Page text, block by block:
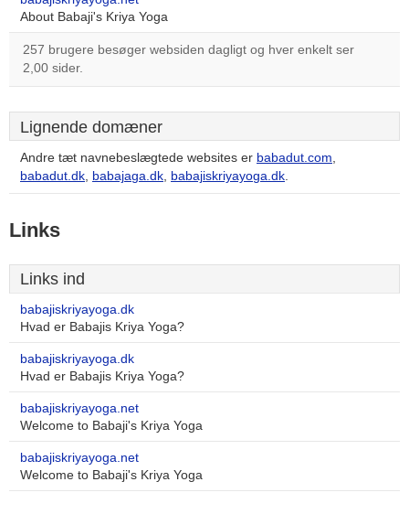
About Babaji's Kriya Yoga
257 brugere besøger websiden dagligt og hver enkelt ser
2,00 sider.
Lignende domæner
Andre tæt navnebeslægtede websites er babadut.com,
babadut.dk, babajaga.dk, babajiskriyayoga.dk.
Links
Links ind
babajiskriyayoga.dk
Hvad er Babajis Kriya Yoga?
babajiskriyayoga.dk
Hvad er Babajis Kriya Yoga?
babajiskriyayoga.net
Welcome to Babaji's Kriya Yoga
babajiskriyayoga.net
Welcome to Babaji's Kriya Yoga